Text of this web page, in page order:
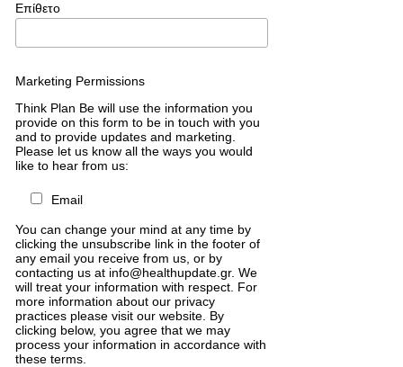
Επίθετο
Marketing Permissions
Think Plan Be will use the information you
provide on this form to be in touch with you
and to provide updates and marketing.
Please let us know all the ways you would
like to hear from us:
Email
You can change your mind at any time by
clicking the unsubscribe link in the footer of
any email you receive from us, or by
contacting us at info@healthupdate.gr. We
will treat your information with respect. For
more information about our privacy
practices please visit our website. By
clicking below, you agree that we may
process your information in accordance with
these terms.